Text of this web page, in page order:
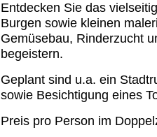
Entdecken Sie das
Burgen sowie kleinen
Gemüsebau, Rinderzucht
begeistern.
Geplant sind u.a. ein
sowie Besichtigung eines
Preis pro Person im